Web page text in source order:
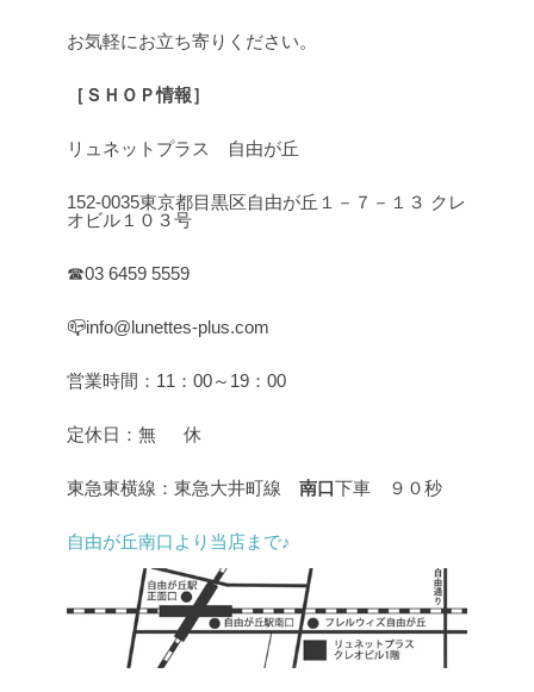
お気軽にお立ち寄りください。
［ＳＨＯＰ情報］
リュネットプラス 自由が丘
152-0035東京都目黒区自由が丘１－７－１３ クレ
オビル１０３号
☎03 6459 5559
📪info@lunettes-plus.com
営業時間：11：00～19：00
定休日：無 休
東急東横線：東急大井町線 南口下車 ９０秒
自由が丘南口より当店まで♪